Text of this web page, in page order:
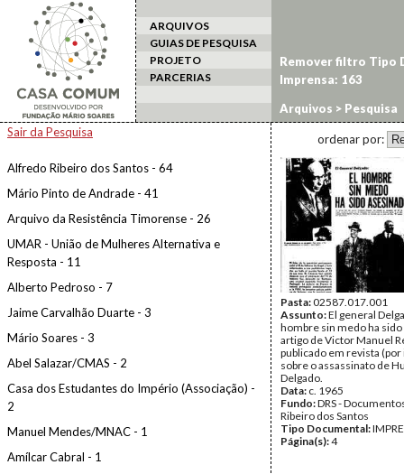
ARQUIVOS
GUIAS DE PESQUISA
PROJETO
PARCERIAS
Arquivos > Pesquisa
Sair da Pesquisa
Alfredo Ribeiro dos Santos - 64
Mário Pinto de Andrade - 41
Arquivo da Resistência Timorense - 26
UMAR - União de Mulheres Alternativa e
Resposta - 11
Alberto Pedroso - 7
Jaime Carvalhão Duarte - 3
Mário Soares - 3
Abel Salazar/CMAS - 2
Casa dos Estudantes do Império (Associação) -
2
Manuel Mendes/MNAC - 1
Amílcar Cabral - 1
Remover filtro Tipo
Imprensa: 163
ordenar por:
Pasta:02587.017.001
Assunto:El general
hombre sin medo ha sido
artigo de Victor Manuel
publicado em revista
sobre o assassinato de
Delgado.
Data: c. 1965
Fundo:DRS -
Ribeiro dos Santos
Tipo Documental:
Página(s):4